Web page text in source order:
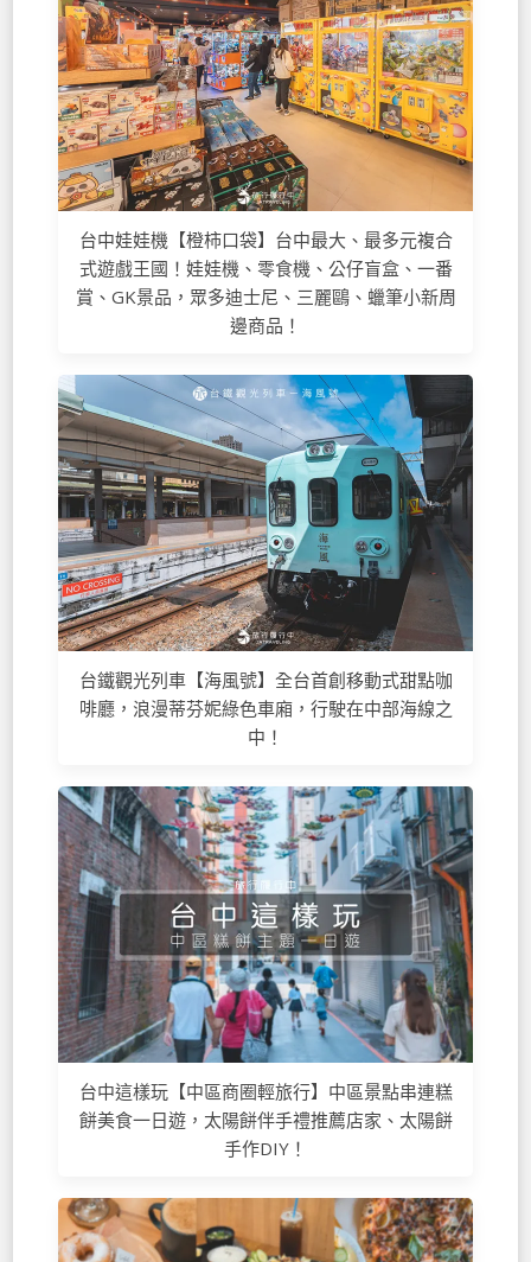
台中娃娃機【橙柿口袋】台中最大、最多元複合
式遊戲王國！娃娃機、零食機、公仔盲盒、一番
賞、GK景品，眾多迪士尼、三麗鷗、蠟筆小新周
邊商品！
台鐵觀光列車【海風號】全台首創移動式甜點咖
啡廳，浪漫蒂芬妮綠色車廂，行駛在中部海線之
中！
台中這樣玩【中區商圈輕旅行】中區景點串連糕
餅美食一日遊，太陽餅伴手禮推薦店家、太陽餅
手作DIY！